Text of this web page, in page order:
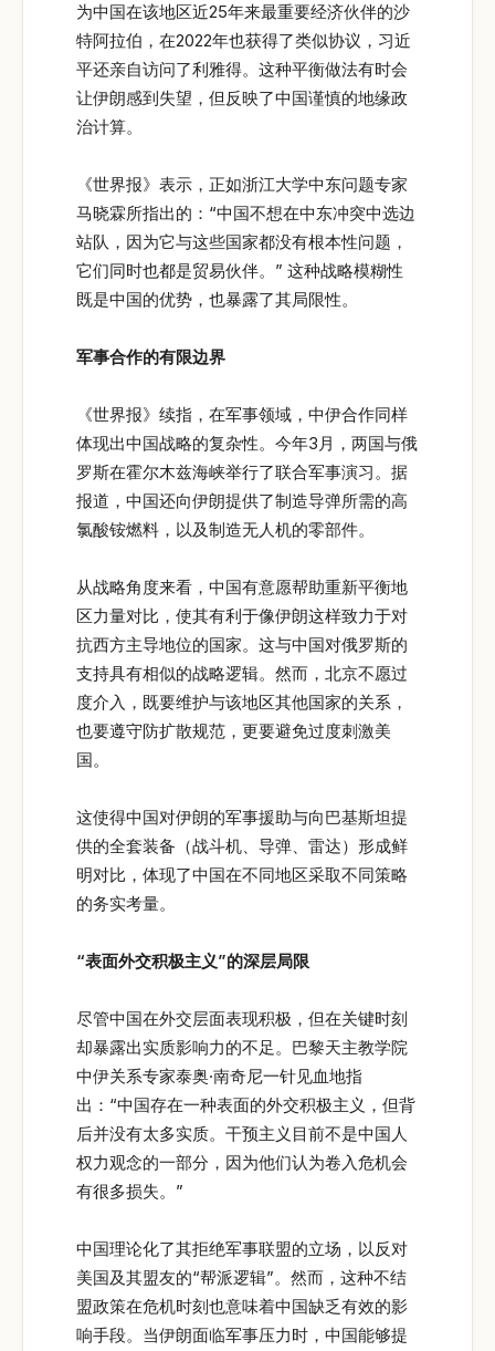
为中国在该地区近25年来最重要经济伙伴的沙
特阿拉伯，在2022年也获得了类似协议，习近
平还亲自访问了利雅得。这种平衡做法有时会
让伊朗感到失望，但反映了中国谨慎的地缘政
治计算。
《世界报》表示，正如浙江大学中东问题专家
马晓霖所指出的：“中国不想在中东冲突中选边
站队，因为它与这些国家都没有根本性问题，
它们同时也都是贸易伙伴。” 这种战略模糊性
既是中国的优势，也暴露了其局限性。
军事合作的有限边界
《世界报》续指，在军事领域，中伊合作同样
体现出中国战略的复杂性。今年3月，两国与俄
罗斯在霍尔木兹海峡举行了联合军事演习。据
报道，中国还向伊朗提供了制造导弹所需的高
氯酸铵燃料，以及制造无人机的零部件。
从战略角度来看，中国有意愿帮助重新平衡地
区力量对比，使其有利于像伊朗这样致力于对
抗西方主导地位的国家。这与中国对俄罗斯的
支持具有相似的战略逻辑。然而，北京不愿过
度介入，既要维护与该地区其他国家的关系，
也要遵守防扩散规范，更要避免过度刺激美
国。
这使得中国对伊朗的军事援助与向巴基斯坦提
供的全套装备（战斗机、导弹、雷达）形成鲜
明对比，体现了中国在不同地区采取不同策略
的务实考量。
“表面外交积极主义”的深层局限
尽管中国在外交层面表现积极，但在关键时刻
却暴露出实质影响力的不足。巴黎天主教学院
中伊关系专家泰奥·南奇尼一针见血地指
出：“中国存在一种表面的外交积极主义，但背
后并没有太多实质。干预主义目前不是中国人
权力观念的一部分，因为他们认为卷入危机会
有很多损失。”
中国理论化了其拒绝军事联盟的立场，以反对
美国及其盟友的“帮派逻辑”。然而，这种不结
盟政策在危机时刻也意味着中国缺乏有效的影
响手段。当伊朗面临军事压力时，中国能够提